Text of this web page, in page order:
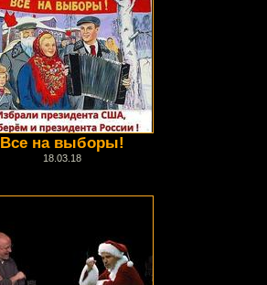
Все на выборы!
18.03.18